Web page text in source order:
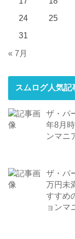
24
25
31
« 7月
スムログ人気記
ザ・パ
年8月
ンマニ
ザ・パ
万円未
すすめ
ョンマ